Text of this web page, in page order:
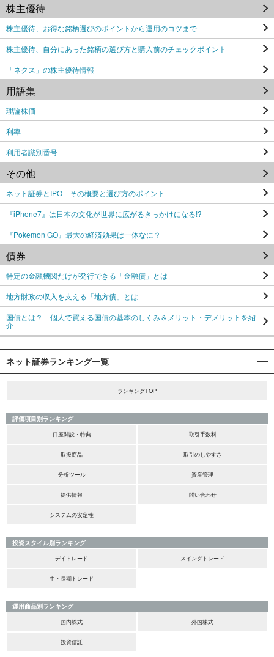
株主優待
株主優待、お得な銘柄選びのポイントから運用のコツまで
株主優待、自分にあった銘柄の選び方と購入前のチェックポイント
「ネクス」の株主優待情報
用語集
理論株価
利率
利用者識別番号
その他
ネット証券とIPO その概要と選び方のポイント
『iPhone7』は日本の文化が世界に広がるきっかけになる!?
『Pokemon GO』最大の経済効果は一体なに？
債券
特定の金融機関だけが発行できる「金融債」とは
地方財政の収入を支える「地方債」とは
国債とは？ 個人で買える国債の基本のしくみ＆メリット・デメリットを紹
介
ネット証券ランキング一覧
ランキングTOP
評価項目別ランキング
口座開設・特典
取引手数料
取扱商品 取引のしやすさ
分析ツール 資産管理
提供情報 問い合わせ
システムの安定性
投資スタイル別ランキング
デイトレード
スイングトレード
中・長期トレード
運用商品別ランキング
国内株式
外国株式
投資信託